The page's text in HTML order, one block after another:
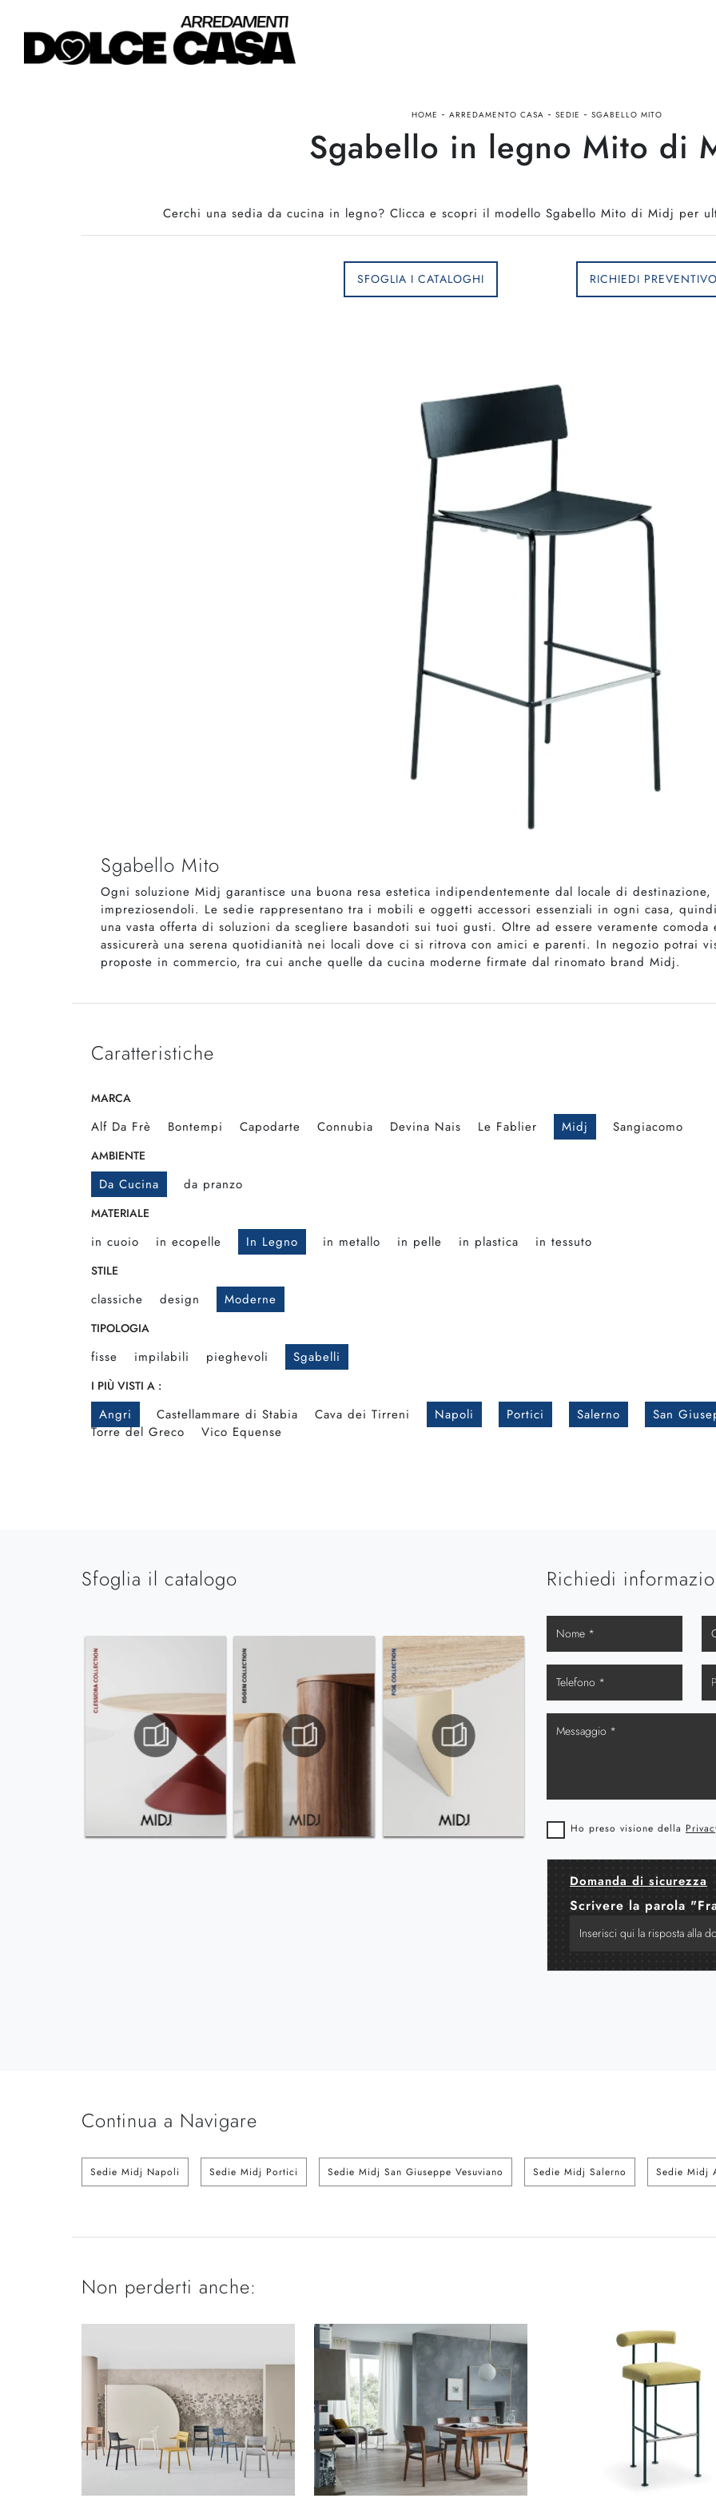
HOME - ARREDAMENTO CASA - SEDIE - SGABELLO MITO
Sgabello in legno Mito di
Cerchi una sedia da cucina in legno? Clicca e scopri il modello Sgabello Mito di Midj per
SFOGLIA I CATALOGHI RICHIEDI
Sgabello Mito
Ogni soluzione Midj garantisce una buona resa estetica indipendentemente dal locale di
impreziosendoli. Le sedie rappresentano tra i mobili e oggetti accessori essenziali in ogni casa,
una vasta offerta di soluzioni da scegliere basandoti sui tuoi gusti. Oltre ad essere veramente
assicurerà una serena quotidianità nei locali dove ci si ritrova con amici e parenti. In negozio potrai
proposte in commercio, tra cui anche quelle da cucina moderne firmate dal rinomato brand Midj.
Caratteristiche
MARCA
Alf Da Frè Bontempi Capodarte Connubia Devina Nais Le Fablier Midj Sangiacomo
AMBIENTE
Da Cucina da pranzo
MATERIALE
in cuoio in ecopelle In Legno in metallo in pelle in plastica in tessuto
STILE
classiche design Moderne
TIPOLOGIA
fisse impilabili pieghevoli Sgabelli
I PIÙ VISTI A :
Angri Castellammare di Stabia Cava dei Tirreni Napoli Portici Salerno
San
Torre del Greco
Vico Equense
Sfoglia il catalogo Richiedi
Ho preso visione della
Domanda di sicurezza
Scrivere la parola
Continua a Navigare
Sedie Midj Napoli Sedie Midj Portici Sedie Midj San Giuseppe Vesuviano Sedie Midj Salerno Sedie Midj
Non perderti anche: